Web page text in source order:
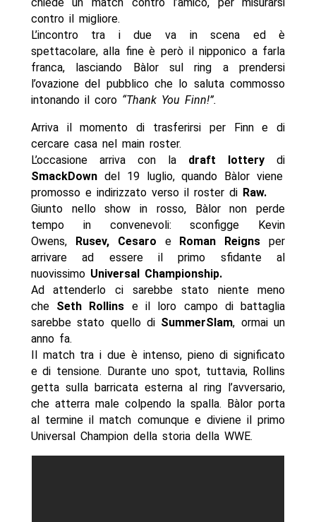
chiede un match contro l’amico, per misurarsi
contro il migliore.
L’incontro tra i due va in scena ed è
spettacolare, alla fine è però il nipponico a farla
franca, lasciando Bàlor sul ring a prendersi
l’ovazione del pubblico che lo saluta commosso
intonando il coro “Thank You Finn!”.
Arriva il momento di trasferirsi per Finn e di
cercare casa nel main roster.
L’occasione arriva con la draft lottery di
SmackDowndel 19 luglio, quando Bàlor viene
promosso e indirizzato verso il roster di Raw.
Giunto nello show in rosso, Bàlor non perde
tempo in convenevoli: sconfigge Kevin
Owens,
Rusev, Cesaro e Roman Reigns per
arrivare ad essere il primo sfidante al
nuovissimo Universal Championship.
Ad attenderlo ci sarebbe stato niente meno
che Seth Rollins e il loro campo di battaglia
sarebbe stato quello di SummerSlam, ormai un
anno fa.
Il match tra i due è intenso, pieno di significato
e di tensione. Durante uno spot, tuttavia, Rollins
getta sulla barricata esterna al ring l’avversario,
che atterra male colpendo la spalla. Bàlor porta
al termine il match comunque e diviene il primo
Universal Champion della storia della WWE.